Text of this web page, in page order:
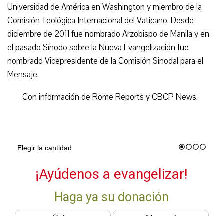
Universidad de América en Washington y miembro de la
Comisión Teológica Internacional del Vaticano. Desde
diciembre de 2011 fue nombrado Arzobispo de Manila y en
el pasado Sínodo sobre la Nueva Evangelización fue
nombrado Vicepresidente de la Comisión Sinodal para el
Mensaje.
Con información de Rome Reports y CBCP News.